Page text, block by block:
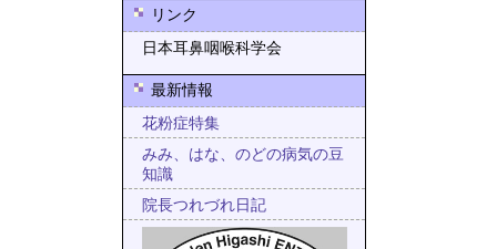
リンク
日本耳鼻咽喉科学会
最新情報
花粉症特集
みみ、はな、のどの病気の豆
知識
院長つれづれ日記